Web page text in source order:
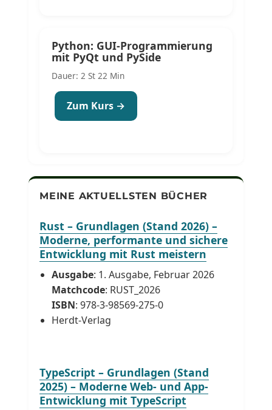
Python: GUI-Programmierung
mit PyQt und PySide
Dauer: 2 St 22 Min
Zum Kurs →
MEINE AKTUELLSTEN BÜCHER
Rust – Grundlagen (Stand 2026) –
Moderne, performante und sichere
Entwicklung mit Rust meistern
Ausgabe: 1. Ausgabe, Februar 2026
Matchcode: RUST_2026
ISBN: 978-3-98569-275-0
Herdt-Verlag
TypeScript – Grundlagen (Stand
2025) – Moderne Web- und App-
Entwicklung mit TypeScript